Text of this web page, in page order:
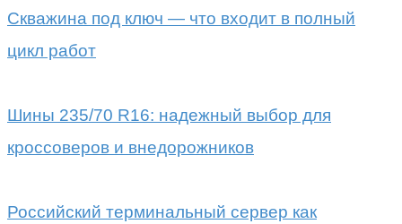
Скважина под ключ — что входит в полный
цикл работ
Шины 235/70 R16: надежный выбор для
кроссоверов и внедорожников
Российский терминальный сервер как